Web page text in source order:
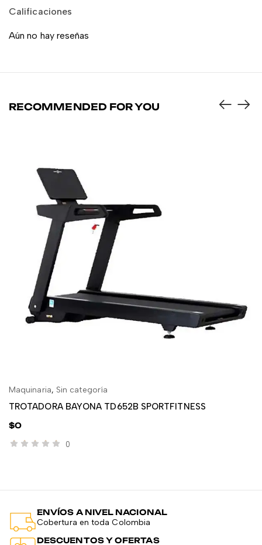
Calificaciones
Aún no hay reseñas
RECOMMENDED FOR YOU
AÑADIR AL CARRITO
Maquinaria, Sin categoría
TROTADORA BAYONA TD652B SPORTFITNESS
$0
0
ENVÍOS A NIVEL NACIONAL
Cobertura en toda Colombia
DESCUENTOS Y OFERTAS